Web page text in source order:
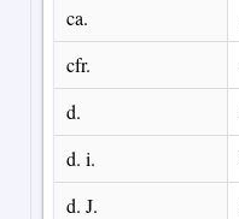
ca.
cfr.
d.
d. i.
d. J.